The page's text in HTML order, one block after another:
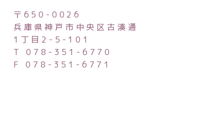
〒650-0026
兵庫県神戸市中央区古湊通
1丁目2-5-101
T 078-351-6770
F 078-351-6771